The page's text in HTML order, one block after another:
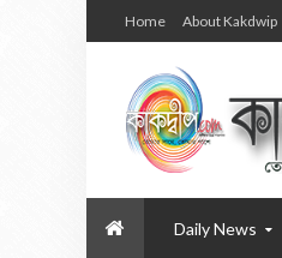
Home About Kakdwip
Daily News